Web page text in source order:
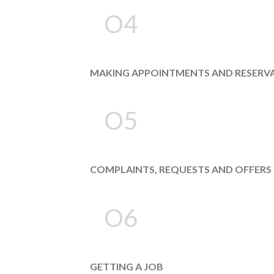
O4
MAKING APPOINTMENTS AND
O5
COMPLAINTS, REQUESTS AND OFFERS
O6
GETTING A JOB